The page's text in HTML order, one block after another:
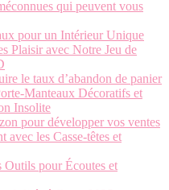
qui peuvent vous
pour un Intérieur Unique
Plaisir avec Notre Jeu de
le taux d’abandon de panier
Manteaux Décoratifs et
Insolite
pour développer vos ventes
avec les Casse-têtes et
pour Écoutes et